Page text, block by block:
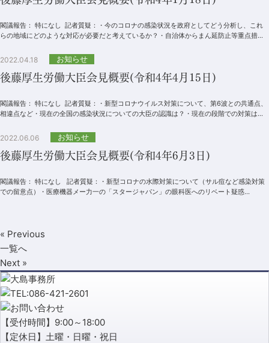
閣議報告： 特になし 記者質疑：・今のコロナの感染状況を政府としてどう分析し、これ
らの地域にどのような対応が必要だと考えているか？・自治体からまん延防止等重点措置
2022.04.18 お知らせ
後藤厚生労働大臣会見概要(令和4年4月15日)
閣議報告： 特になし 記者質疑：・新型コロナウイルス対策について、第6波との共通点、
相違点など・現在の全国の感染状況についての大臣の認識は？・現在の段階での対策は、
2022.06.06 お知らせ
後藤厚生労働大臣会見概要(令和4年6月3日)
閣議報告： 特になし 記者質疑：・新型コロナの水際対策について（サル痘など感染対策
での留意点）・医療機器メー力一の「スタージャパン」の眼科医へのリベート疑惑...
« Previous
一覧へ
Next »
【受付時間】9:00～18:00
【定休日】土曜・日曜・祝日